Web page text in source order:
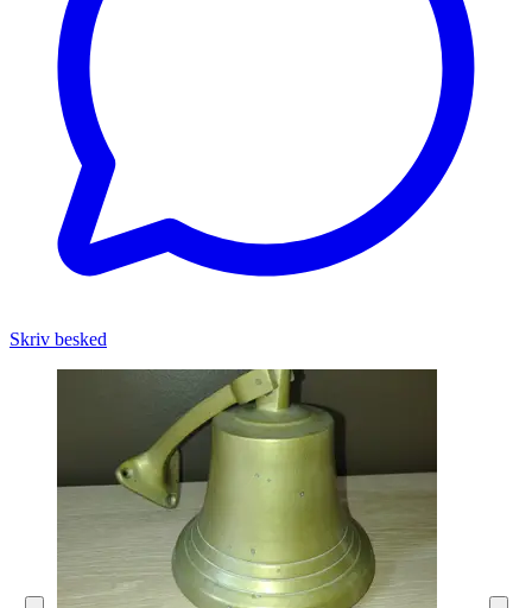
Skriv besked